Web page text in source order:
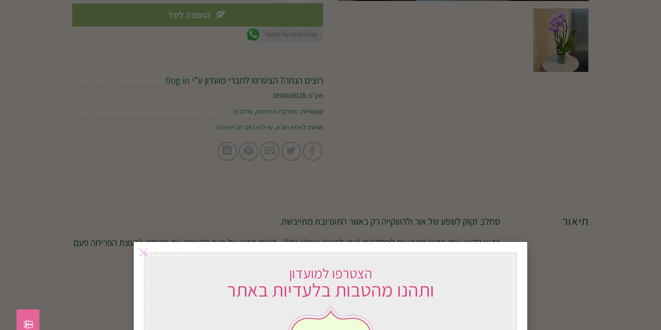
הצטרפו למועדון
ותהנו מהטבות בלעדיות באתר
×
הוספה לסל
שאלו אותנו על המוצר
רוצים הנחה? הצטרפו לחברי מועדון ע"י log in
!
מק"ט: 1000036128
קטגוריות: מחלקת הפרחים, סחלבים
תגיות: לאמא ואבא, שי לטו באב חג האהבה
תיאור
סחלב זקוק לשפע של אור ולהשקייה רק כאשר התערובת מתייבשת.
כדאי לדשן אותו בדשן המתאים לסחלבים (ניתן לרכוש אצלנו גם!), באופן קבוע על מנת להאריך את פריחתו (בעונת הפריחה פעם
יש לשים לב לא לגזום את השורשים שיצאו מהכלי אלא אם התייבשו.
במידה ומעוניינים להחליף כלי יש לשתול אותו במצע ייעודי לסחלבים אותו ניתן לרכוש אצלנו גם!